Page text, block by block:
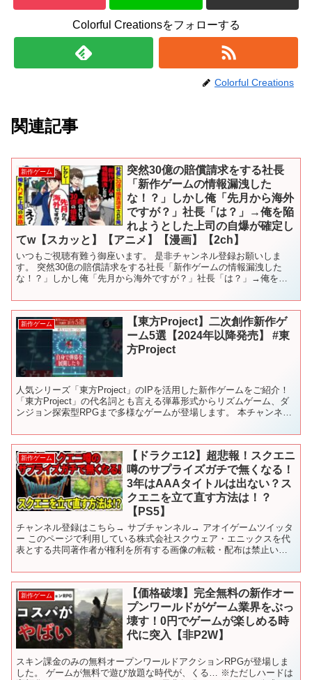
Colorful Creationsをフォローする
Colorful Creations
関連記事
新作ゲーム
突然30億の賠償請求をする社長
「新作ゲームの情報漏洩した
な！？」しかし俺「先月から海外
ですが？」社長「は？」→俺を陥
れようとした上司の自爆が確定し
てw【スカッと】【アニメ】【漫画】【2ch】
いつもご視聴有難う御座います。 是非チャンネル登録お願いしま
す。 突然30億の賠償請求をする社長「新作ゲームの情報漏洩した
な！？」しかし俺「先月から海外ですが？」社長「は？」→俺を陥
新作ゲーム
【東方Project】二次創作新作ゲ
ーム5選【2024年以降発売】 #東
方Project
人気シリーズ「東方Project」のIPを活用した新作ゲームをご紹介！
「東方Project」の代名詞とも言える弾幕形式からリズムゲーム、ダ
ンジョン探索型RPGまで多様なゲームが登場します。 本チャンネル
新作ゲーム
【ドラクエ12】超悲報！スクエニ
噂のサプライズガチで無くなる！
3年はAAAタイトルは出ない？ス
クエニを立て直す方法は！？
【PS5】
チャンネル登録はこちら→ サブチャンネル→ アオイゲームツイッタ
ー このページで利用している株式会社スクウェア・エニックスを代
表とする共同著作者が権利を所有する画像の転載・配布は禁止いた
新作ゲーム
【価格破壊】完全無料の新作オー
プンワールドがゲーム業界をぶっ
壊す！0円でゲームが楽しめる時
代に突入【非P2W】
スキン課金のみの無料オープンワールドアクションRPGが登場しま
した。 ゲームが無料で遊び放題な時代が、くる… ※ただしハードは